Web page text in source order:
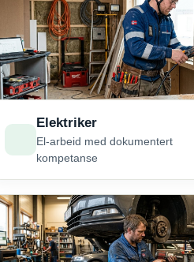
Elektriker
El-arbeid med dokumentert
kompetanse